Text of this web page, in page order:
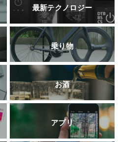
最新テクノロジー
乗り物
お酒
アプリ